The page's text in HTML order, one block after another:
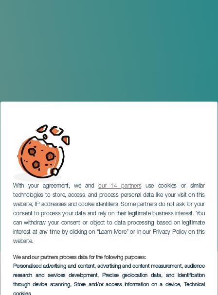
With your agreement, we andour 14 partnersuse cookies or similar
technologies to store, access, and process personal data like your visit on this
website, IP addresses and cookie identifiers. Some partners do not ask for your
consent to process your data and rely on their legitimate business interest. You
can withdraw your consent or object to data processing based on legitimate
interest at any time by clicking on “Learn More” or in our Privacy Policy on this
website.
We and our partners process data for the following purposes:
Personalised advertising and content, advertising and content measurement, audience
research and services development, Precise geolocation data, and identification
through device scanning, Store and/or access information on a device, Technical
Muerta de Amor
GRAN CANARIA
Imagen
Listado